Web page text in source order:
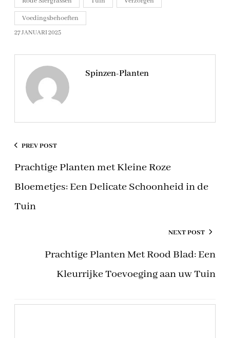
Voedingsbehoeften
27 JANUARI 2025
Spinzen-Planten
PREV POST
Prachtige Planten met Kleine Roze
Bloemetjes: Een Delicate Schoonheid in de
Tuin
NEXT POST
Prachtige Planten Met Rood Blad: Een
Kleurrijke Toevoeging aan uw Tuin